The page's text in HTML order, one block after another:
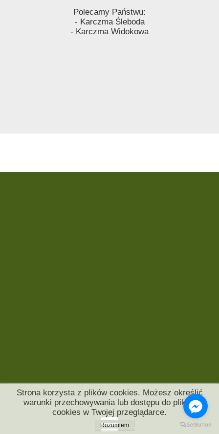
Polecamy Państwu:
- Karczma Śleboda
- Karczma Widokowa
Strona korzysta z plików cookies. Możesz określić
warunki przechowywania lub dostępu do plików
cookies w Twojej przeglądarce.
Rozumiem